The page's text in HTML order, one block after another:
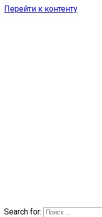
Перейти к контенту
Search for: